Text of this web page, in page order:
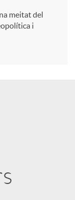
meitat del
i